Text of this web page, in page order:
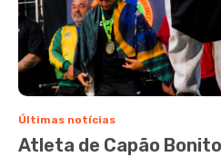
Últimas notícias
Atleta de Capão